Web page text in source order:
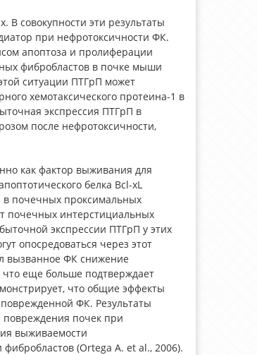
В совокупности эти результаты
при нефротоксичности ФК.
апоптоза и пролиферации
фибробластов в почке мыши
ситуации ПТГрП может
хемотаксического протеина-1 в
экспрессия ПТГрП в
после нефротоксичности,
как фактор выживания для
белка Bcl-xL
в почечных проксимальных
почечных интерстициальных
экспрессии ПТГрП у этих
опосредоваться через этот
вызванное ФК снижение
что еще больше подтверждает
что общие эффекты
ФК. Результаты
повреждения почек при
выживаемости
(Ortega A. et al., 2006).